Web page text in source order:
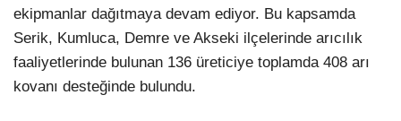
ekipmanlar dağıtmaya devam ediyor. Bu kapsamda
Serik, Kumluca, Demre ve Akseki ilçelerinde arıcılık
faaliyetlerinde bulunan 136 üreticiye toplamda 408 arı
kovanı desteğinde bulundu.